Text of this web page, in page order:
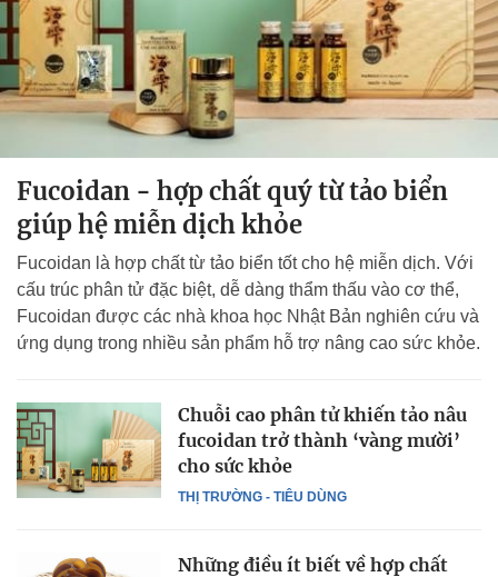
Fucoidan - hợp chất quý từ tảo biển
giúp hệ miễn dịch khỏe
Fucoidan là hợp chất từ tảo biển tốt cho hệ miễn dịch. Với
cấu trúc phân tử đặc biệt, dễ dàng thẩm thấu vào cơ thể,
Fucoidan được các nhà khoa học Nhật Bản nghiên cứu và
ứng dụng trong nhiều sản phẩm hỗ trợ nâng cao sức khỏe.
THỊ TRƯỜNG - TIÊU DÙNG
Chuỗi cao phân tử khiến tảo nâu
fucoidan trở thành ‘vàng mười’
cho sức khỏe
Những điều ít biết về hợp chất